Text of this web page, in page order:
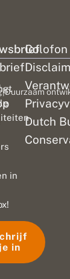
Colofon
Dutch
in
je in
|Duurzaam